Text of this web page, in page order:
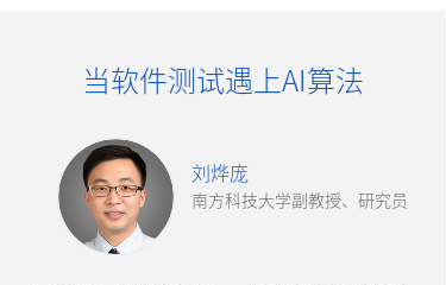
刘烨庞
南方科技大学副教授、研究员
当软件测试遇上AI算法